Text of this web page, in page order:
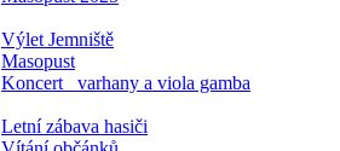
Výlet Jemniště
Masopust
Koncert _varhany a viola gamba
Letní zábava hasiči